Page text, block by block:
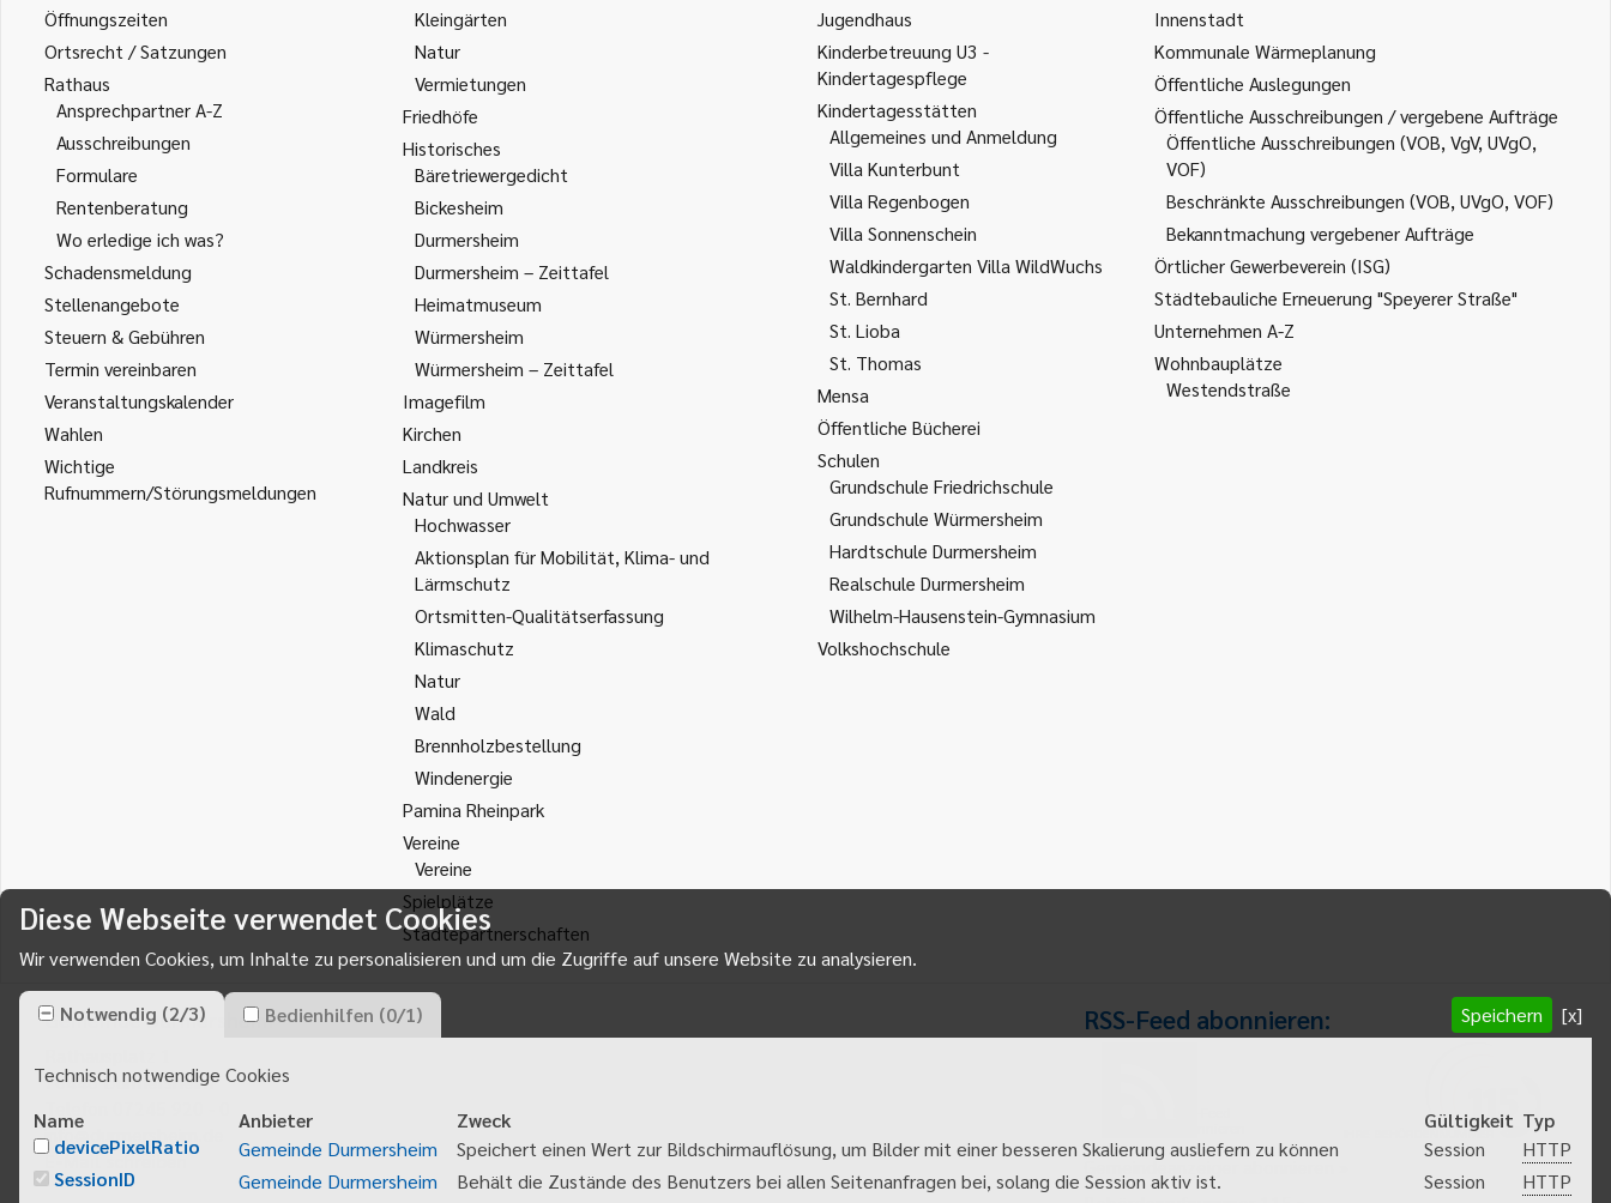
Öffnungszeiten
Ortsrecht / Satzungen
Rathaus
Ansprechpartner A-Z
Ausschreibungen
Formulare
Rentenberatung
Wo erledige ich was?
Schadensmeldung
Stellenangebote
Steuern & Gebühren
Termin vereinbaren
Veranstaltungskalender
Wahlen
Wichtige
Rufnummern/Störungsmeldungen
Kleingärten
Natur
Vermietungen
Friedhöfe
Historisches
Bäretriewergedicht
Bickesheim
Durmersheim
Durmersheim – Zeittafel
Heimatmuseum
Würmersheim
Würmersheim – Zeittafel
Imagefilm
Kirchen
Landkreis
Natur und Umwelt
Hochwasser
Aktionsplan für Mobilität, Klima- und
Lärmschutz
Ortsmitten-Qualitätserfassung
Klimaschutz
Natur
Wald
Brennholzbestellung
Windenergie
Pamina Rheinpark
Vereine
Vereine
Spielplätze
Städtepartnerschaften
Jugendhaus
Kinderbetreuung U3 -
Kindertagespflege
Kindertagesstätten
Allgemeines und Anmeldung
Villa Kunterbunt
Villa Regenbogen
Villa Sonnenschein
Waldkindergarten Villa WildWuchs
St. Bernhard
St. Lioba
St. Thomas
Mensa
Öffentliche Bücherei
Schulen
Grundschule Friedrichschule
Grundschule Würmersheim
Hardtschule Durmersheim
Realschule Durmersheim
Wilhelm-Hausenstein-Gymnasium
Volkshochschule
Innenstadt
Kommunale Wärmeplanung
Öffentliche Auslegungen
Öffentliche Ausschreibungen / vergebene Aufträge
Öffentliche Ausschreibungen (VOB, VgV, UVgO,
VOF)
Beschränkte Ausschreibungen (VOB, UVgO, VOF)
Bekanntmachung vergebener Aufträge
Örtlicher Gewerbeverein (ISG)
Städtebauliche Erneuerung "Speyerer Straße"
Unternehmen A-Z
Wohnbauplätze
Westendstraße
Gemeinde Durmersheim
76448Durmersheim
info@durmersheim.de
E-Mail schreiben
RSS-Feed abonnieren:
Gemeindeanzeiger abonnieren
Diese Webseite verwendet Cookies
Wir verwenden Cookies, um Inhalte zu personalisieren und um die Zugriffe auf unsere Website zu analysieren.
Notwendig (2/3) Bedienhilfen (0/1) Speichern [x]
Technisch notwendige Cookies
Name
Anbieter Zweck Gültigkeit Typ
devicePixelRatio
Gemeinde Durmersheim Speichert einen Wert zur Bildschirmauflösung, um Bilder mit einer besseren Skalierung ausliefern zu können Session
HTTP
SessionID
Gemeinde Durmersheim Behält die Zustände des Benutzers bei allen Seitenanfragen bei, solang die Session aktiv ist. Session
HTTP